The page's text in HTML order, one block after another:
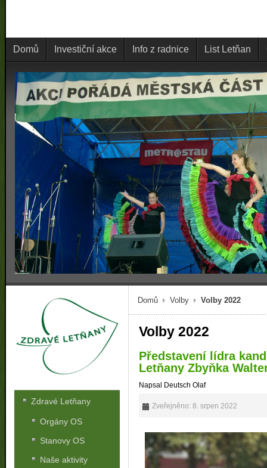
Domů Investiční akce Info z radnice List Letňan
Domů Volby Volby 2022
Volby 2022
Představení lídra
Letňany Zbyňka
Napsal Deutsch Olaf
Zveřejněno: 8. srpen 2022
Zdravé Letňany
Orgány OS
Stanovy OS
Naše aktivity